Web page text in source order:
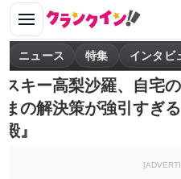
ニュース 特集 インタビ
スキー高梨沙羅、自宅
まの解決策が強引すぎ
殿』